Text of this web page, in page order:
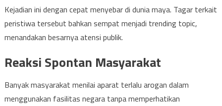
Kejadian ini dengan cepat menyebar di dunia maya. Tagar terkait
peristiwa tersebut bahkan sempat menjadi trending topic,
menandakan besarnya atensi publik.
Reaksi Spontan Masyarakat
Banyak masyarakat menilai aparat terlalu arogan dalam
menggunakan fasilitas negara tanpa memperhatikan